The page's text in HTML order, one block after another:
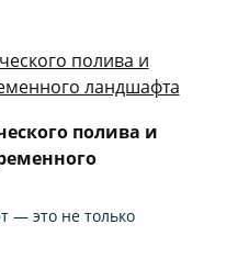
полива и
— это не только